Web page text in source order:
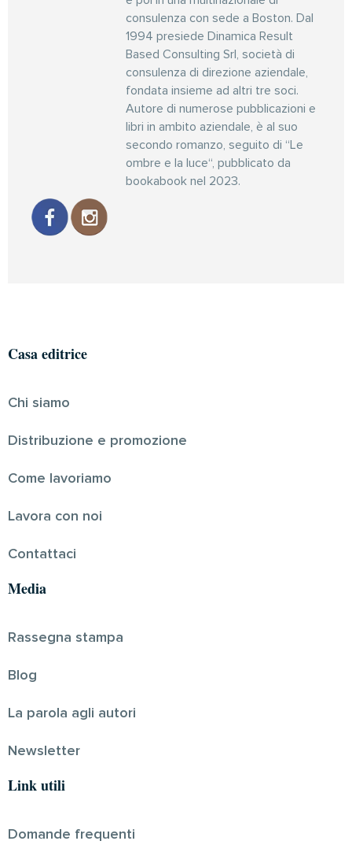
consulenza con sede a Boston. Dal
1994 presiede Dinamica Result
Based Consulting Srl, società di
consulenza di direzione aziendale,
fondata insieme ad altri tre soci.
Autore di numerose pubblicazioni e
libri in ambito aziendale, è al suo
secondo romanzo, seguito di “Le
ombre e la luce“, pubblicato da
bookabook nel 2023.
Casa editrice
Chi siamo
Distribuzione e promozione
Come lavoriamo
Lavora con noi
Contattaci
Media
Rassegna stampa
Blog
La parola agli autori
Newsletter
Link utili
Domande frequenti